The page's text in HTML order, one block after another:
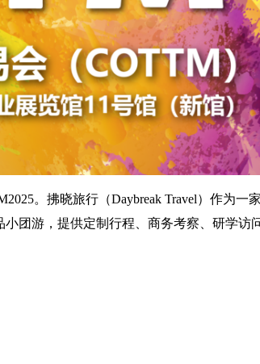
。拂晓旅行（Daybreak Travel）作为一
团游，提供定制行程、商务考察、研学访